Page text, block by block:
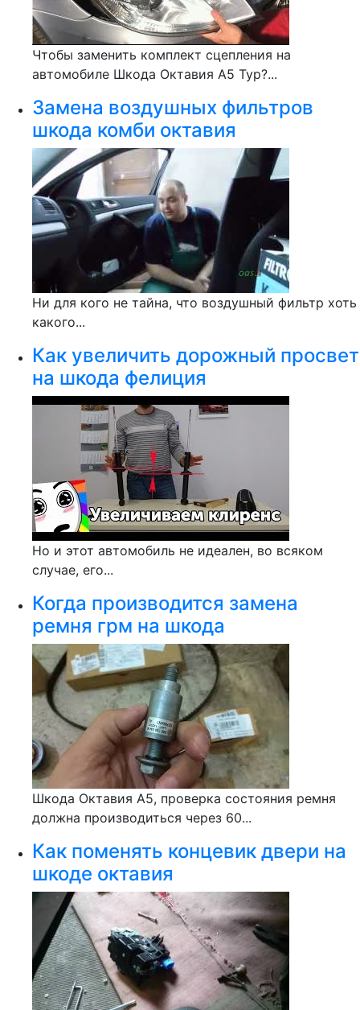
Чтобы заменить комплект сцепления на
автомобиле Шкода Октавия А5 Тур?...
Замена воздушных фильтров
шкода комби октавия
Ни для кого не тайна, что воздушный фильтр хоть
какого...
Как увеличить дорожный просвет
на шкода фелиция
Но и этот автомобиль не идеален, во всяком
случае, его...
Когда производится замена
ремня грм на шкода
Шкода Октавия А5, проверка состояния ремня
должна производиться через 60...
Как поменять концевик двери на
шкоде октавия